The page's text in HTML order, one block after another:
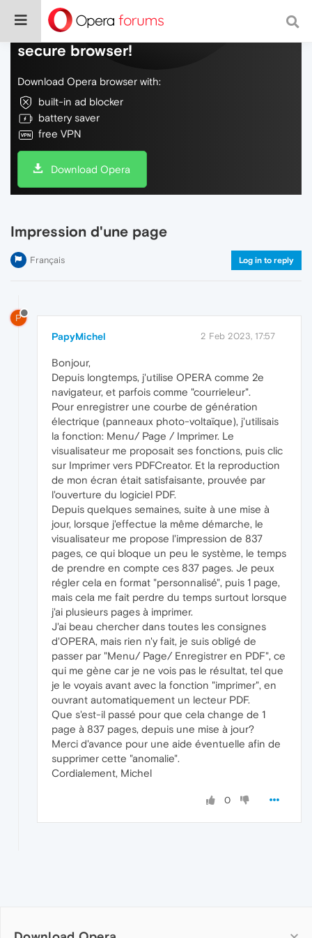
Do more on the web, with a fast and
secure browser!
Download Opera browser with:
built-in ad blocker
battery saver
free VPN
Download Opera
Impression d'une page
Français Log in to reply
P
PapyMichel 2 Feb 2023, 17:57
Bonjour,
Depuis longtemps, j'utilise OPERA comme 2e
navigateur, et parfois comme "courrieleur".
Pour enregistrer une courbe de génération
électrique (panneaux photo-voltaïque), j'utilisais
la fonction: Menu/ Page / Imprimer. Le
visualisateur me proposait ses fonctions, puis clic
sur Imprimer vers PDFCreator. Et la reproduction
de mon écran était satisfaisante, prouvée par
l'ouverture du logiciel PDF.
Depuis quelques semaines, suite à une mise à
jour, lorsque j'effectue la même démarche, le
visualisateur me propose l'impression de 837
pages, ce qui bloque un peu le système, le temps
de prendre en compte ces 837 pages. Je peux
régler cela en format "personnalisé", puis 1 page,
mais cela me fait perdre du temps surtout lorsque
j'ai plusieurs pages à imprimer.
J'ai beau chercher dans toutes les consignes
d'OPERA, mais rien n'y fait, je suis obligé de
passer par "Menu/ Page/ Enregistrer en PDF", ce
qui me gène car je ne vois pas le résultat, tel que
je le voyais avant avec la fonction "imprimer", en
ouvrant automatiquement un lecteur PDF.
Que s'est-il passé pour que cela change de 1
page à 837 pages, depuis une mise à jour?
Merci d'avance pour une aide éventuelle afin de
supprimer cette "anomalie".
Cordialement, Michel
0